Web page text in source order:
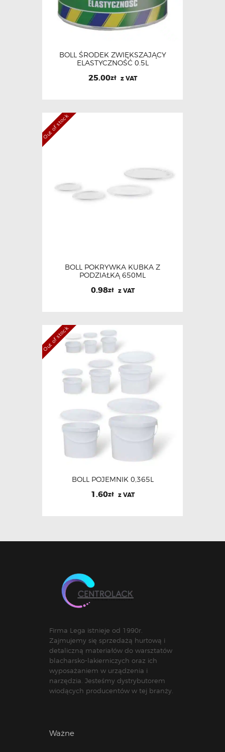
BOLL ŚRODEK ZWIĘKSZAJĄCY
ELASTYCZNOŚĆ 0.5L
25.00zł z VAT
Out of stock
BOLL POKRYWKA KUBKA Z
PODZIAŁKĄ 650ML
0.98zł z VAT
Out of stock
BOLL POJEMNIK 0,365L
1.60zł z VAT
Firma Lega istnieje od 1990r.
Zajmujemy się sprzedażą hurtową i
detaliczną materiałów do warsztatów
blacharsko-lakierniczych oraz ich
wyposażaniem w urządzenia i
narzędzia. Jesteśmy dystrybutorem
wiodących producentów w tej branży.
Ważne